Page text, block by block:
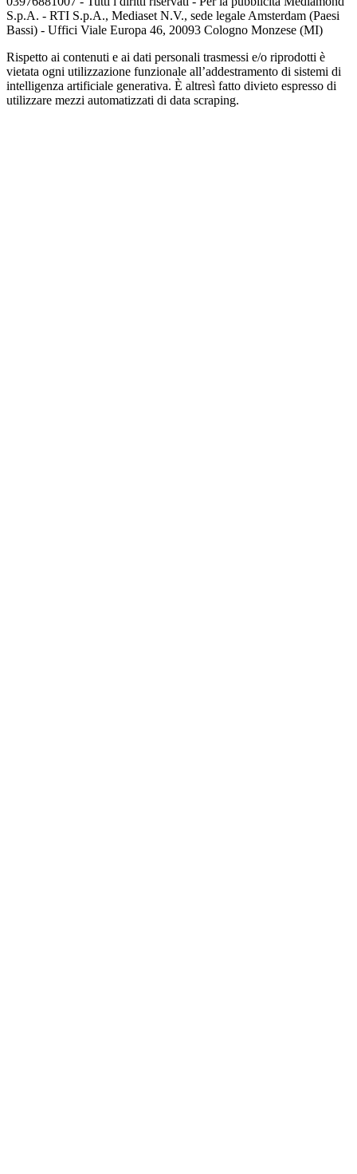
S.p.A. - RTI S.p.A., Mediaset N.V., sede legale Amsterdam (Paesi
Bassi) - Uffici Viale Europa 46, 20093 Cologno Monzese (MI)
Rispetto ai contenuti e ai dati personali trasmessi e/o riprodotti è
vietata ogni utilizzazione funzionale all’addestramento di sistemi di
intelligenza artificiale generativa. È altresì fatto divieto espresso di
utilizzare mezzi automatizzati di data scraping.